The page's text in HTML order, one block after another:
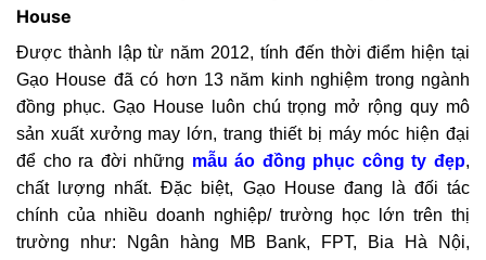
House
Được thành lập từ năm 2012, tính đến thời điểm hiện tại
Gạo House đã có hơn 13 năm kinh nghiệm trong ngành
đồng phục. Gạo House luôn chú trọng mở rộng quy mô
sản xuất xưởng may lớn, trang thiết bị máy móc hiện đại
để cho ra đời những mẫu áo đồng phục công ty đẹp,
chất lượng nhất. Đặc biệt, Gạo House đang là đối tác
chính của nhiều doanh nghiệp/ trường học lớn trên thị
trường như: Ngân hàng MB Bank, FPT, Bia Hà Nội,